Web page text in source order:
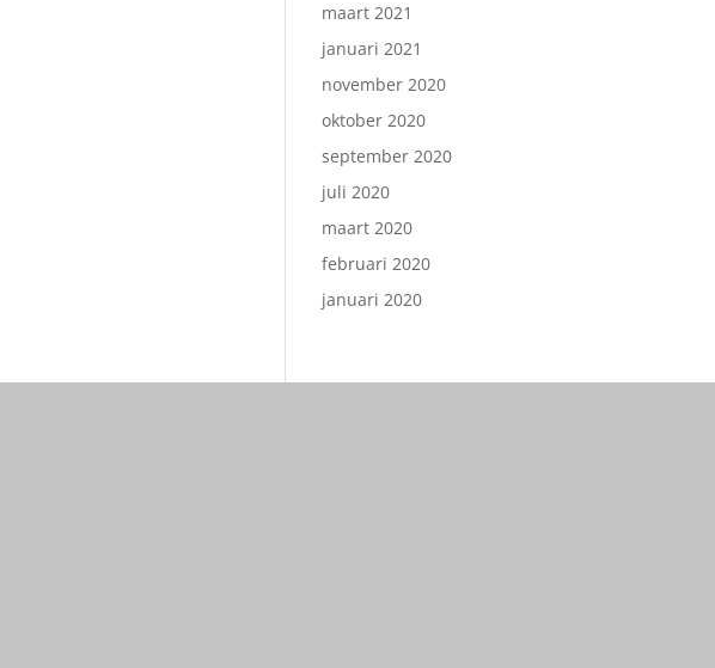
maart 2021
januari 2021
november 2020
oktober 2020
september 2020
juli 2020
maart 2020
februari 2020
januari 2020